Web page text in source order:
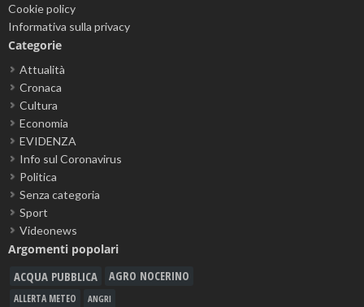
Cookie policy
Informativa sulla privacy
Categorie
Attualità
Cronaca
Cultura
Economia
EVIDENZA
Info sul Coronavirus
Politica
Senza categoria
Sport
Videonews
Argomenti popolari
ACQUA PUBBLICA AGRO NOCERINO
ALLERTA METEO ANGRI